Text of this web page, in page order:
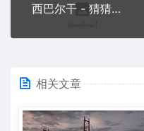
西巴尔干 - 猜猜我们在哪
相关文章